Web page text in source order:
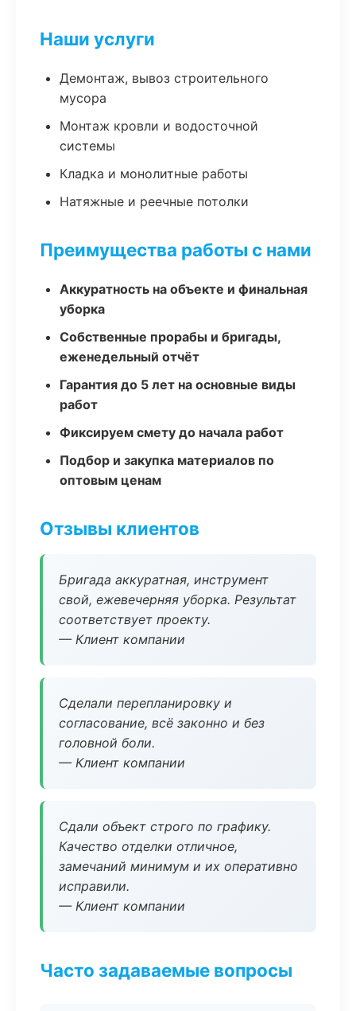
Наши услуги
Демонтаж, вывоз строительного
мусора
Монтаж кровли и водосточной
системы
Кладка и монолитные работы
Натяжные и реечные потолки
Преимущества работы с нами
Аккуратность на объекте и финальная
уборка
Собственные прорабы и бригады,
еженедельный отчёт
Гарантия до 5 лет на основные виды
работ
Фиксируем смету до начала работ
Подбор и закупка материалов по
оптовым ценам
Отзывы клиентов
Бригада аккуратная, инструмент
свой, ежевечерняя уборка. Результат
соответствует проекту.
— Клиент компании
Сделали перепланировку и
согласование, всё законно и без
головной боли.
— Клиент компании
Сдали объект строго по графику.
Качество отделки отличное,
замечаний минимум и их оперативно
исправили.
— Клиент компании
Часто задаваемые вопросы